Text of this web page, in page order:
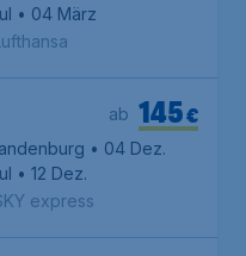
• 04 März
€
145
ab
• 04 Dez.
• 12 Dez.
express